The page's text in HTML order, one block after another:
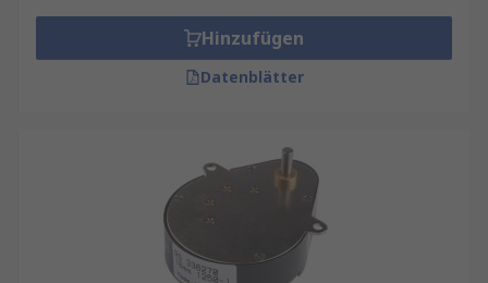
einschließlich koaxialer Abtriebe. Gerad- oder
schrägverzahnte Zahnräder und leichte
Aluminiumgehäuse sorgen für optimale Leistung
und Gewichtsreduktion.
mit hohem Drehmoment und niedriger
Geschwindigkeit, insbesondere bei
Stoßbelastungen. Die Planetenradkonstruktion
sorgt für einen minimalen Wirkungsgradverlust
von nur 2 % pro Zahnradsatz und ermöglicht eine
Hinzufügen
Datenblätter